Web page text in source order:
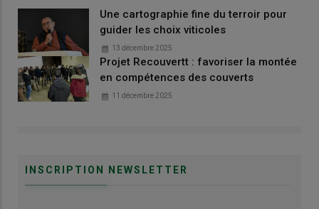
Une cartographie fine du terroir pour
guider les choix viticoles
13 décembre 2025
Projet Recouvertt : favoriser la montée
en compétences des couverts
11 décembre 2025
INSCRIPTION NEWSLETTER